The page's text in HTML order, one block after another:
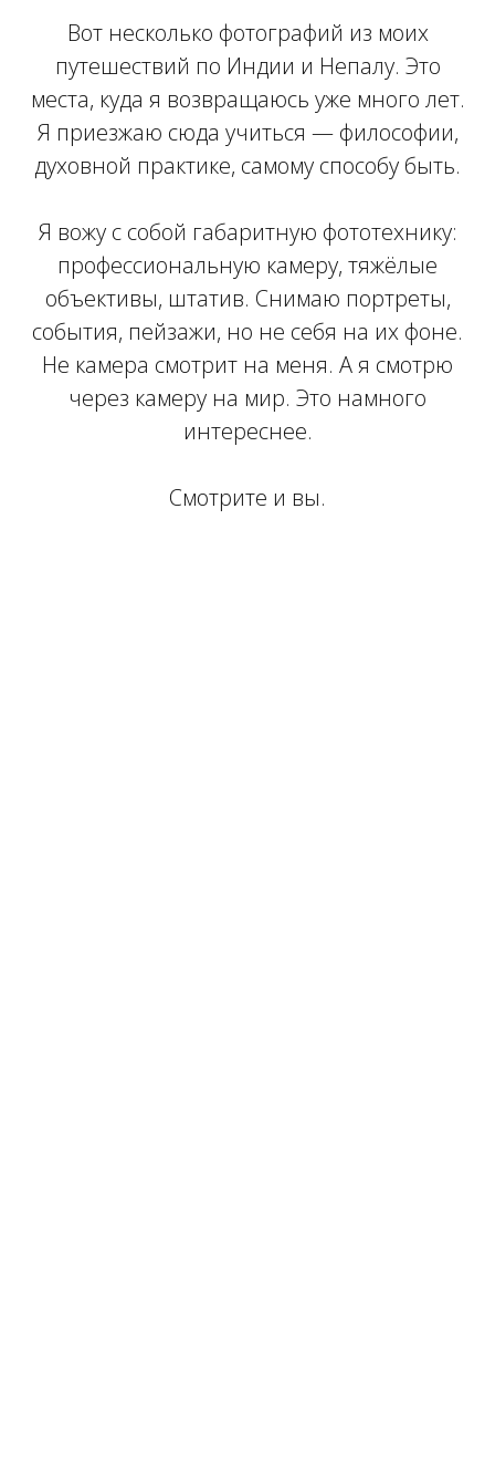
Вот несколько фотографий из моих
путешествий по Индии и Непалу. Это
места, куда я возвращаюсь уже много лет.
Я приезжаю сюда учиться — философии,
духовной практике, самому способу быть.
Я вожу с собой габаритную фототехнику:
профессиональную камеру, тяжёлые
объективы, штатив. Снимаю портреты,
события, пейзажи, но не себя на их фоне.
Не камера смотрит на меня. А я смотрю
через камеру на мир. Это намного
интереснее.
Смотрите и вы.